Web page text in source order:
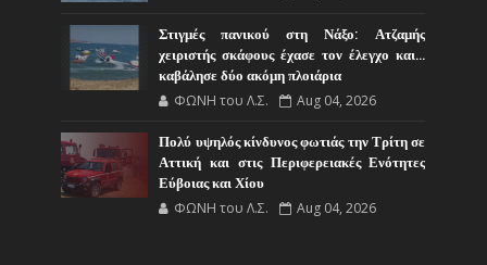
Στιγμές πανικού στη Νάξο: Ατζαμής
χειριστής σκάφους έχασε τον έλεγχο και...
καβάλησε δύο ακόμη πλοιάρια
ΦΩΝΗ του Λ.Σ. Aug 04, 2026
Πολύ υψηλός κίνδυνος φωτιάς την Τρίτη σε
Αττική και στις Περιφερειακές Ενότητες
Εύβοιας και Χίου
ΦΩΝΗ του Λ.Σ. Aug 04, 2026